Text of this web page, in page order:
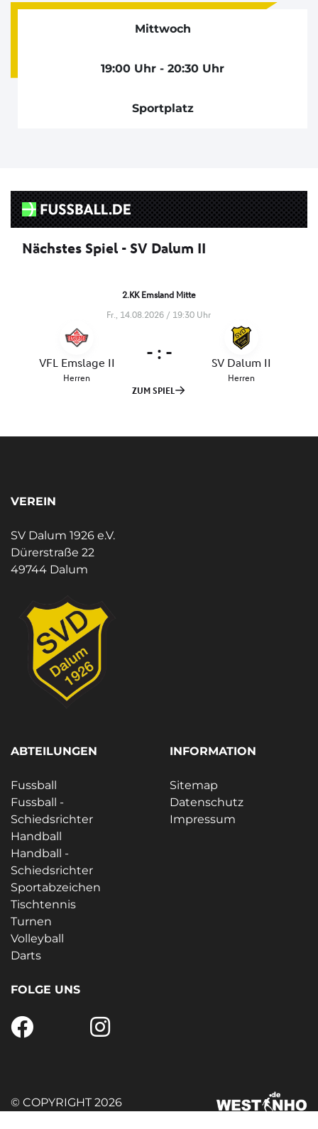
Mittwoch
19:00 Uhr - 20:30 Uhr
Sportplatz
VEREIN
SV Dalum 1926 e.V.
Dürerstraße 22
49744 Dalum
ABTEILUNGEN
Fussball
Fussball -
Schiedsrichter
Handball
Handball -
Schiedsrichter
Sportabzeichen
Tischtennis
Turnen
Volleyball
Darts
INFORMATION
Sitemap
Datenschutz
Impressum
FOLGE UNS
© COPYRIGHT 2026